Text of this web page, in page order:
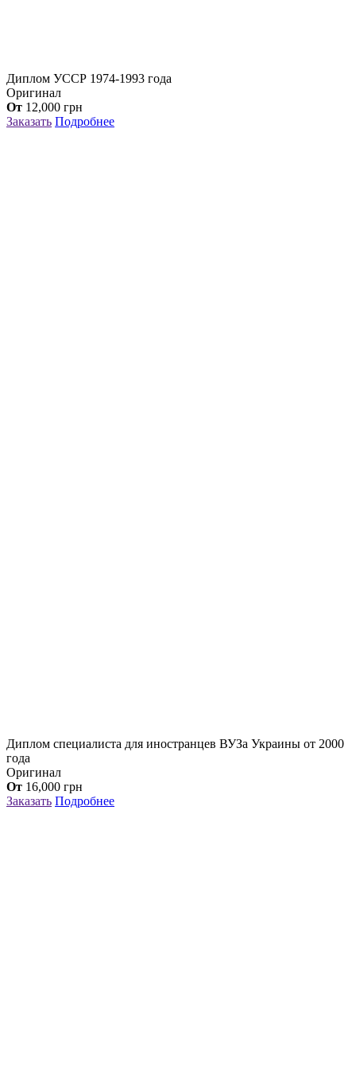
Диплом УССР 1974-1993 года
Оригинал
От 12,000 грн
Заказать Подробнее
Диплом специалиста для иностранцев ВУЗа Украины от 2000
года
Оригинал
От 16,000 грн
Заказать Подробнее